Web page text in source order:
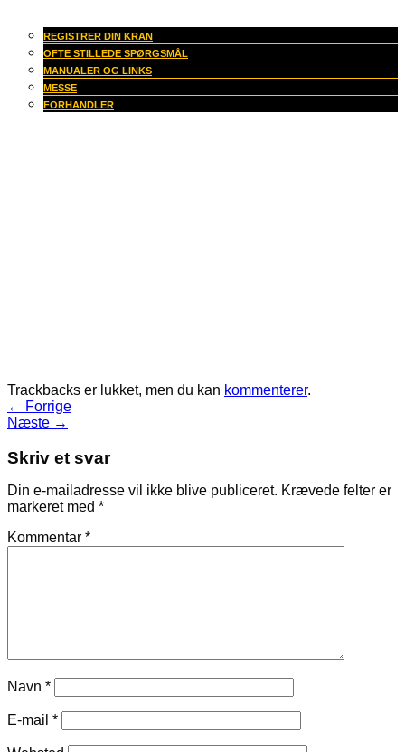
REGISTRER DIN KRAN
OFTE STILLEDE SPØRGSMÅL
MANUALER OG LINKS
MESSE
FORHANDLER
Trackbacks er lukket, men du kan kommenterer.
← Forrige
Næste →
Skriv et svar
Din e-mailadresse vil ikke blive publiceret. Krævede felter er
markeret med *
Kommentar *
Navn *
E-mail *